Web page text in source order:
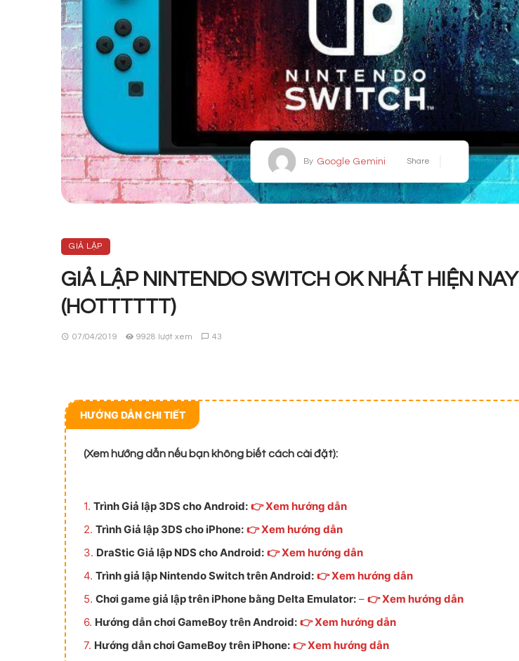
By Google Gemini Share
GIẢ LẬP
GIẢ LẬP NINTENDO SWITCH OK NHẤT HIỆN NAY
(HOTTTTTT)
07/04/2019 9928 lượt xem 43
HƯỚNG DẪN CHI TIẾT
(Xem hướng dẫn nếu bạn không biết cách cài đặt):
1. Trình Giả lập 3DS cho Android: 👉 Xem hướng dẫn
2. Trình Giả lập 3DS cho iPhone: 👉 Xem hướng dẫn
3. DraStic Giả lập NDS cho Android: 👉 Xem hướng dẫn
4. Trình giả lập Nintendo Switch trên Android: 👉 Xem hướng dẫn
5. Chơi game giả lập trên iPhone bằng Delta Emulator: – 👉 Xem hướng dẫn
6. Hướng dẫn chơi GameBoy trên Android: 👉 Xem hướng dẫn
7. Hướng dẫn chơi GameBoy trên iPhone: 👉 Xem hướng dẫn